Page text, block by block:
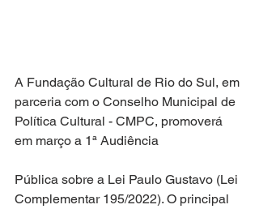
A Fundação Cultural de Rio do Sul, em
parceria com o Conselho Municipal de
Política Cultural - CMPC, promoverá
em março a 1ª Audiência
Pública sobre a Lei Paulo Gustavo (Lei
Complementar 195/2022). O principal